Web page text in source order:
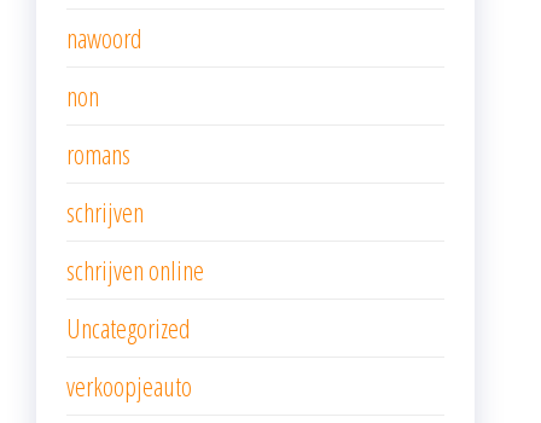
nawoord
non
romans
schrijven
schrijven online
Uncategorized
verkoopjeauto